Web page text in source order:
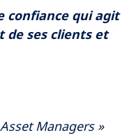
confiance qui agit
de ses clients et
Managers »